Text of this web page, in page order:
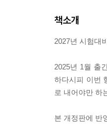
책소개
2027년 시험대
2025년 1월 출
하다시피 이번
로 내어야만 하
본 개정판에 반